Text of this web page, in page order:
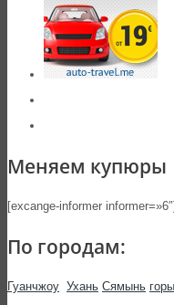
Меняем купюры
[excange-informer informer=»6″]
По городам:
Гуанчжоу Ухань Сямынь горы